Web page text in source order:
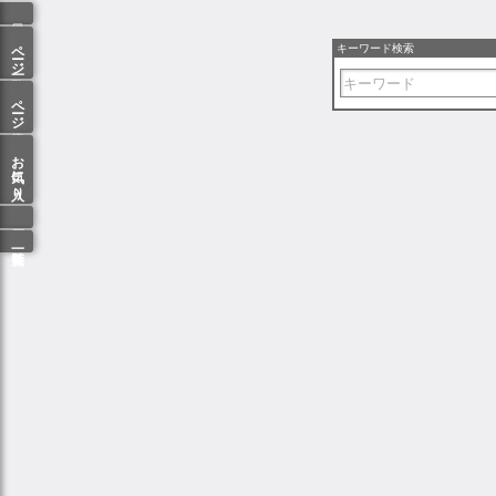
ページ一覧
ページ検索
お気に入り
キーワード検索